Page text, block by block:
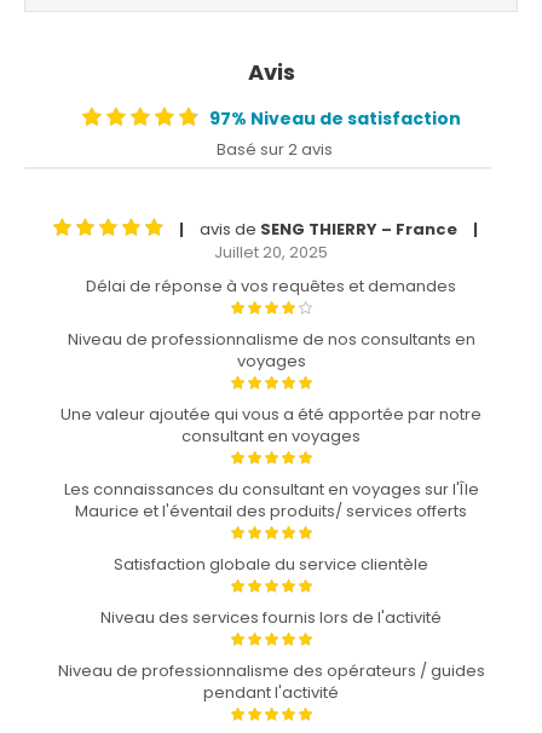
Avis
97% Niveau de satisfaction
Basé sur 2 avis
| avis de SENG THIERRY – France |
Juillet 20, 2025
Délai de réponse à vos requêtes et demandes
Niveau de professionnalisme de nos consultants en
voyages
Une valeur ajoutée qui vous a été apportée par notre
consultant en voyages
Les connaissances du consultant en voyages sur l'Île
Maurice et l'éventail des produits/ services offerts
Satisfaction globale du service clientèle
Niveau des services fournis lors de l'activité
Niveau de professionnalisme des opérateurs / guides
pendant l'activité